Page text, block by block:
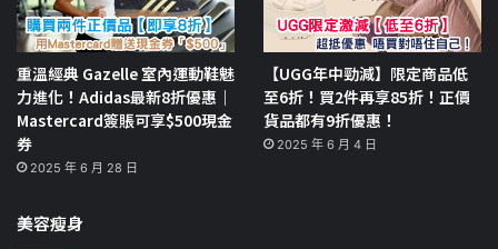
重溫經典 Gazelle 室內運動鞋魅
力進化！Adidas最新8折優惠｜
Mastercard簽賬可享$500現金
券
2025 年 6 月 28 日
【UGG年中勁減】限定商品低
至6折！買2件再享85折！正價
貨品都有9折優惠！
2025 年 6 月 4 日
美容瘦身